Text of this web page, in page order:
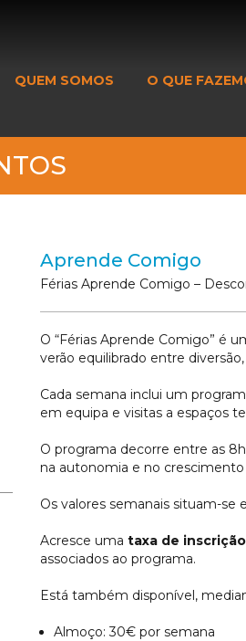
QUEM SOMOS O QUE
Aprende Comigo
Férias Aprende Comigo –
O “Férias Aprende Comigo” é
verão equilibrado entre
Cada semana inclui um
em equipa e visitas a espaços
O programa decorre entre as
na autonomia e no
Os valores semanais situam-se
Acresce uma taxa de
associados ao programa.
Está também disponível,
Almoço: 30€ por semana